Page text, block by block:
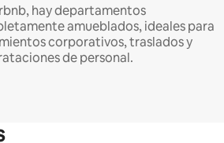
hay departamentos
amueblados, ideales para
corporativos, traslados y
de personal.